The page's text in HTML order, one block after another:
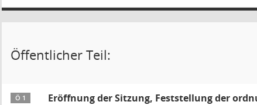
Öffentlicher Teil:
Ö 1 Eröffnung der Sitzung, Feststellung der